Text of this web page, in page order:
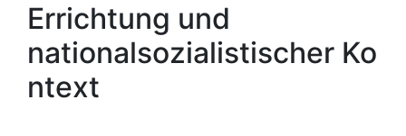
Errichtung und
nationalsozialistischer Ko
ntext